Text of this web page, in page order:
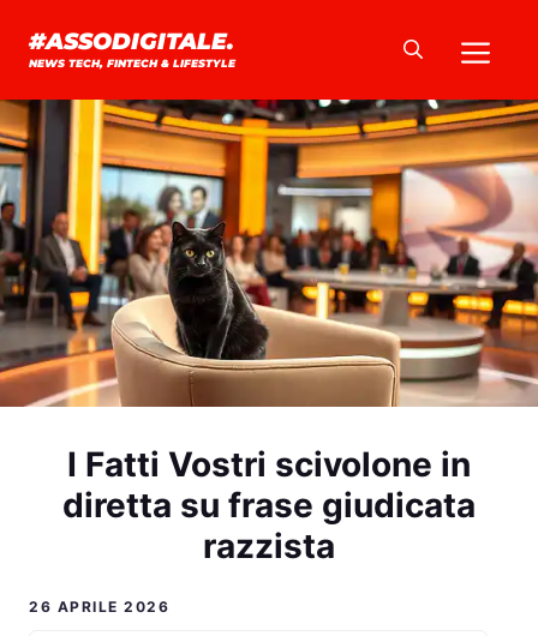
#ASSODIGITALE.
NEWS TECH, FINTECH & LIFESTYLE
I Fatti Vostri scivolone in
diretta su frase giudicata
razzista
26 APRILE 2026